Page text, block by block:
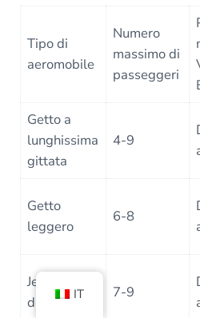
Tipo di
aeromobile
Numero
massimo di
passeggeri
Getto a
lunghissima
gittata
4-9
Getto
leggero
6-8
Jet di medie
dimensioni
7-9
IT